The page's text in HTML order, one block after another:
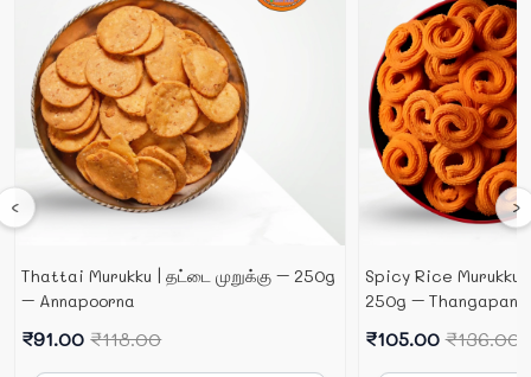
Thattai Murukku | தட்டை முறுக்கு – 250g
– Annapoorna
₹91.00 ₹118.00
Spicy Rice Murukku |
250g –
₹105.00 ₹136.00
‹ ›